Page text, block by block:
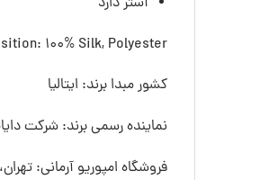
100% Silk, Polyester
کشور مبدا برند: ایتالیا
نماینده رسمی برند: شرکت
فروشگاه امپوریو آرمانی: